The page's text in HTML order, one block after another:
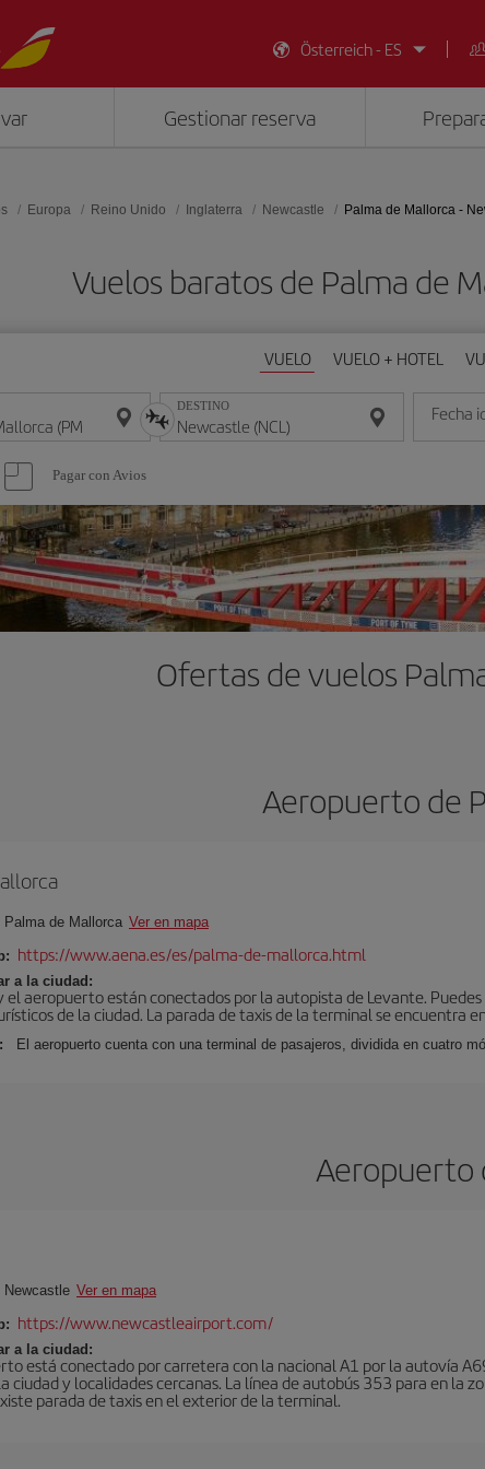
Österreich - ES
Gestionar reserva
Europa Reino Unido Inglaterra Newcastle Palma de Mallorca -
Vuelos baratos de Palma de
VUELO VUELO + HOTEL
DESTINO Fecha
Introduce
Pagar con Avios
Ofertas de vuelos
Aeropuerto de
Palma de Mallorca Ver en mapa
https://www.aena.es/es/palma-de-mallorca.html
a la ciudad:
el aeropuerto están conectados por la autopista de Levante.
de la ciudad. La parada de taxis de la terminal se encuentra
El aeropuerto cuenta con una terminal de pasajeros, dividida en cuatro
Aeropuerto
Newcastle Ver en mapa
https://www.newcastleairport.com/
a la ciudad:
está conectado por carretera con la nacional A1 por la autovía
ciudad y localidades cercanas. La línea de autobús 353 para en la
parada de taxis en el exterior de la terminal.